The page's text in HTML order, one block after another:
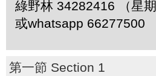
綠野林 34282416 （星
或whatsapp 66277500
第一節 Section 1